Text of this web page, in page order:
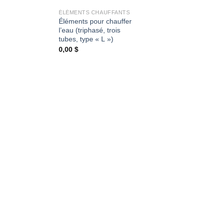
ÉLÉMENTS CHAUFFANTS
Éléments pour chauffer
l’eau (triphasé, trois
tubes, type « L »)
0,00$